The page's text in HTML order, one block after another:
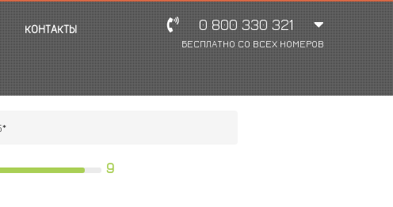
КОНТАКТЫ 0 800 330 321
БЕСПЛАТНО СО ВСЕХ НОМЕРОВ
9